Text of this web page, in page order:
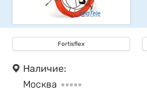
Fortisflex
Наличие:
Москва